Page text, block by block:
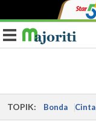
Toggle navigation
TOPIK: Bonda Cinta